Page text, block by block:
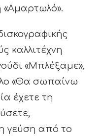
«Αμαρτωλό».
καλλιτέχνη
«Μπλέξαμε»,
«Θα σωπαίνω
έχετε τη
γεύση από το